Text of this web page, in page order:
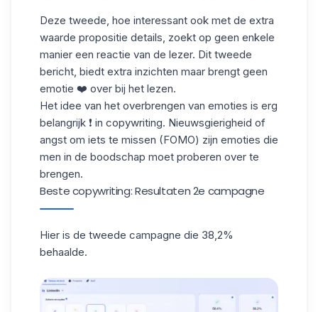
Deze tweede, hoe interessant ook met de extra
waarde propositie details, zoekt op geen enkele
manier een reactie van de lezer. Dit tweede
bericht, biedt extra inzichten maar brengt geen
emotie ❤️ over bij het lezen.
Het idee van het overbrengen van emoties is erg
belangrijk ❗ in copywriting. Nieuwsgierigheid of
angst om iets te missen (FOMO) zijn emoties die
men in de boodschap moet proberen over te
brengen.
Beste copywriting: Resultaten 2e campagne
Hier is de tweede campagne die 38,2%
behaalde.